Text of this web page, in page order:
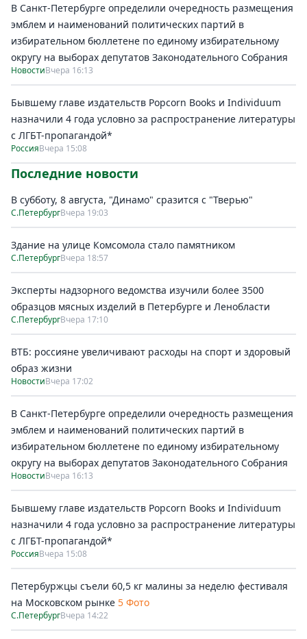
В Санкт-Петербурге определили очередность размещения
эмблем и наименований политических партий в
избирательном бюллетене по единому избирательному
округу на выборах депутатов Законодательного Собрания
НовостиВчера 16:13
Бывшему главе издательств Popcorn Books и Individuum
назначили 4 года условно за распространение литературы
с ЛГБТ-пропагандой*
РоссияВчера 15:08
Последние новости
В субботу, 8 августа, "Динамо" сразится с "Тверью"
С.ПетербургВчера 19:03
Здание на улице Комсомола стало памятником
С.ПетербургВчера 18:57
Эксперты надзорного ведомства изучили более 3500
образцов мясных изделий в Петербурге и Ленобласти
С.ПетербургВчера 17:10
ВТБ: россияне увеличивают расходы на спорт и здоровый
образ жизни
НовостиВчера 17:02
В Санкт-Петербурге определили очередность размещения
эмблем и наименований политических партий в
избирательном бюллетене по единому избирательному
округу на выборах депутатов Законодательного Собрания
НовостиВчера 16:13
Бывшему главе издательств Popcorn Books и Individuum
назначили 4 года условно за распространение литературы
с ЛГБТ-пропагандой*
РоссияВчера 15:08
Петербуржцы съели 60,5 кг малины за неделю фестиваля
на Московском рынке 5 Фото
С.ПетербургВчера 14:22